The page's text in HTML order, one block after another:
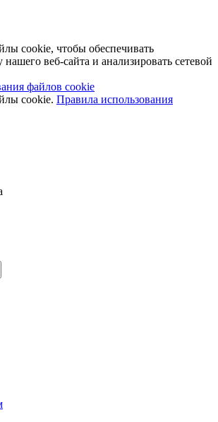
cookie, чтобы обеспечивать
веб-сайта и анализировать сетевой
файлов cookie
cookie. Правила использования